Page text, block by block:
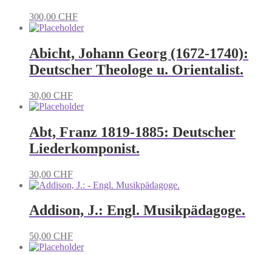
300,00 CHF
Abicht, Johann Georg (1672-1740):
Deutscher Theologe u. Orientalist.
30,00 CHF
Abt, Franz 1819-1885: Deutscher
Liederkomponist.
30,00 CHF
Addison, J.: Engl. Musikpädagoge.
50,00 CHF